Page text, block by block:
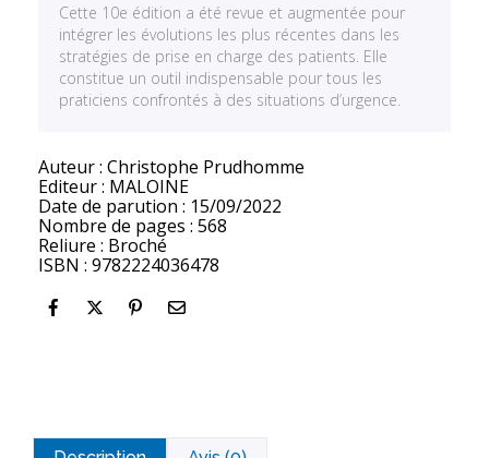
Cette 10e édition a été revue et augmentée pour
intégrer les évolutions les plus récentes dans les
stratégies de prise en charge des patients. Elle
constitue un outil indispensable pour tous les
praticiens confrontés à des situations d’urgence.
Auteur : Christophe Prudhomme
Editeur : MALOINE
Date de parution : 15/09/2022
Nombre de pages : 568
Reliure : Broché
ISBN : 9782224036478